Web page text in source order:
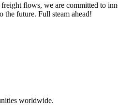
flows, we are committed to
the future. Full steam ahead!
worldwide.